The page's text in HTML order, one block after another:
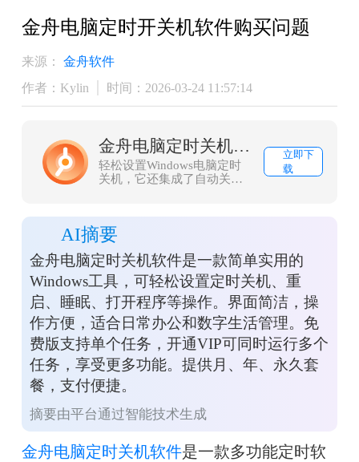
金舟电脑定时开关机软件购买问题
来源：
金舟软件
作者：Kylin
时间：2026-03-24 11:57:14
金舟电脑定时关机软件
轻松设置Windows电脑定时
关机，它还集成了自动关
手。
立即下
载
AI摘要
金舟电脑定时关机软件是一款简单实用的
Windows工具，可轻松设置定时关机、重
启、睡眠、打开程序等操作。界面简洁，操
作方便，适合日常办公和数字生活管理。免
费版支持单个任务，开通VIP可同时运行多个
任务，享受更多功能。提供月、年、永久套
餐，支付便捷。
摘要由平台通过智能技术生成
金舟电脑定时关机软件是一款多功能定时软